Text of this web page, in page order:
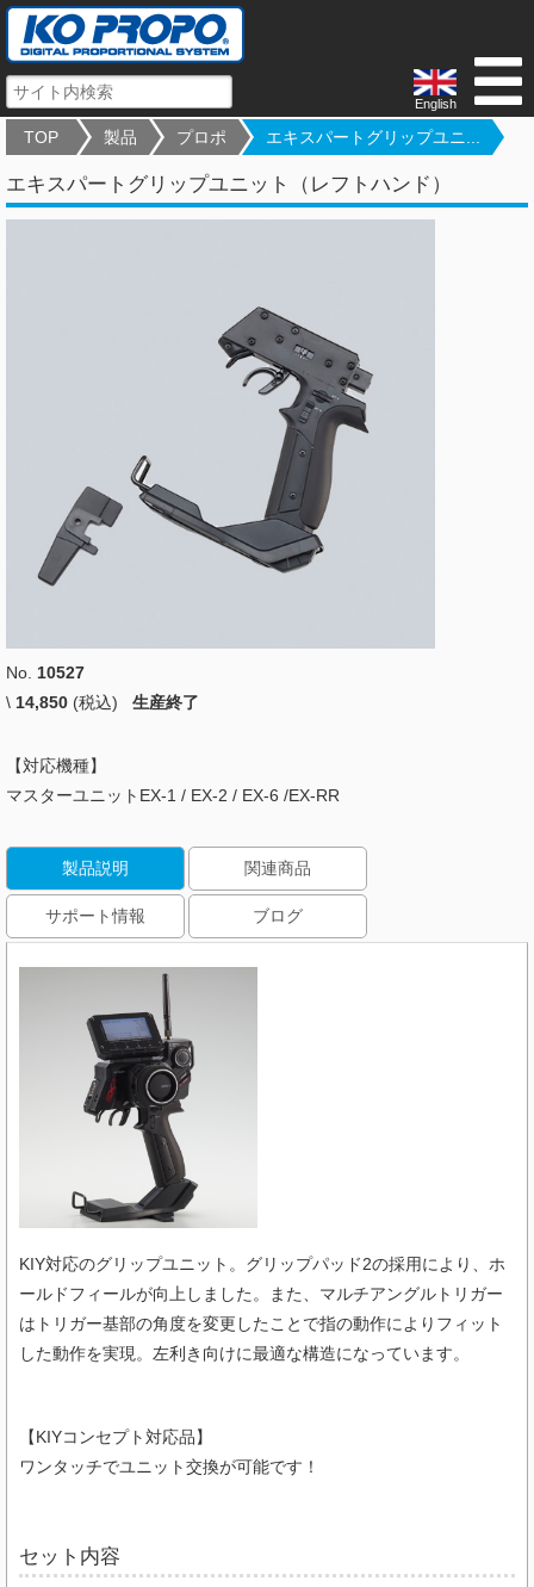
English
TOP 製品 プロポ エキスパートグリップユニ...
エキスパートグリップユニット（レフトハンド）
No. 10527
\ 14,850 (税込) 生産終了
【対応機種】
マスターユニットEX-1 / EX-2 / EX-6 /EX-RR
製品説明 関連商品
サポート情報 ブログ
KIY対応のグリップユニット。グリップパッド2の採用により、ホ
ールドフィールが向上しました。また、マルチアングルトリガー
はトリガー基部の角度を変更したことで指の動作によりフィット
した動作を実現。左利き向けに最適な構造になっています。
【KIYコンセプト対応品】
ワンタッチでユニット交換が可能です！
セット内容